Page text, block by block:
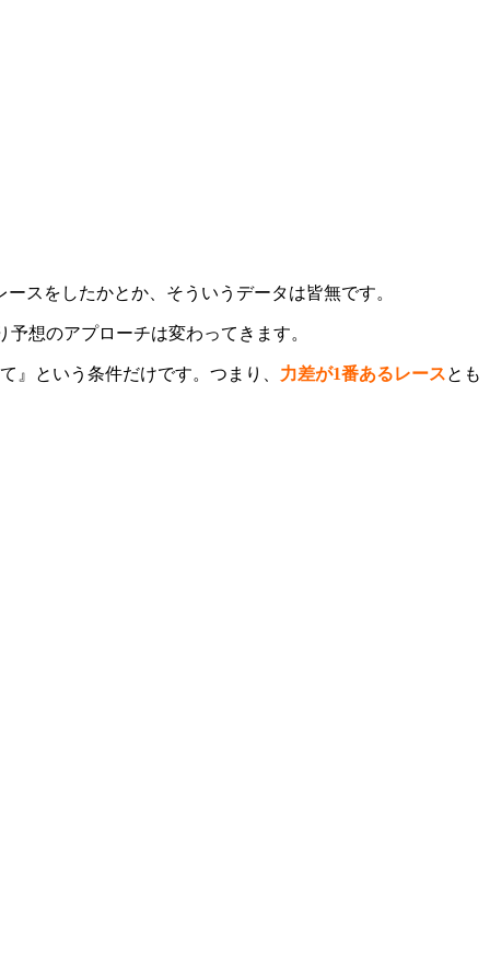
スをしたかとか、そういうデータは皆無です。
想のアプローチは変わってきます。
』という条件だけです。つまり、 力差が1番あるレースとも